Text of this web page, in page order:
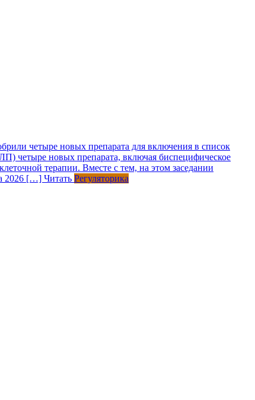
четыре новых препарата для включения в список
четыре новых препарата, включая биспецифическое
терапии. Вместе с тем, на этом заседании
2026 […] Читать Регуляторика